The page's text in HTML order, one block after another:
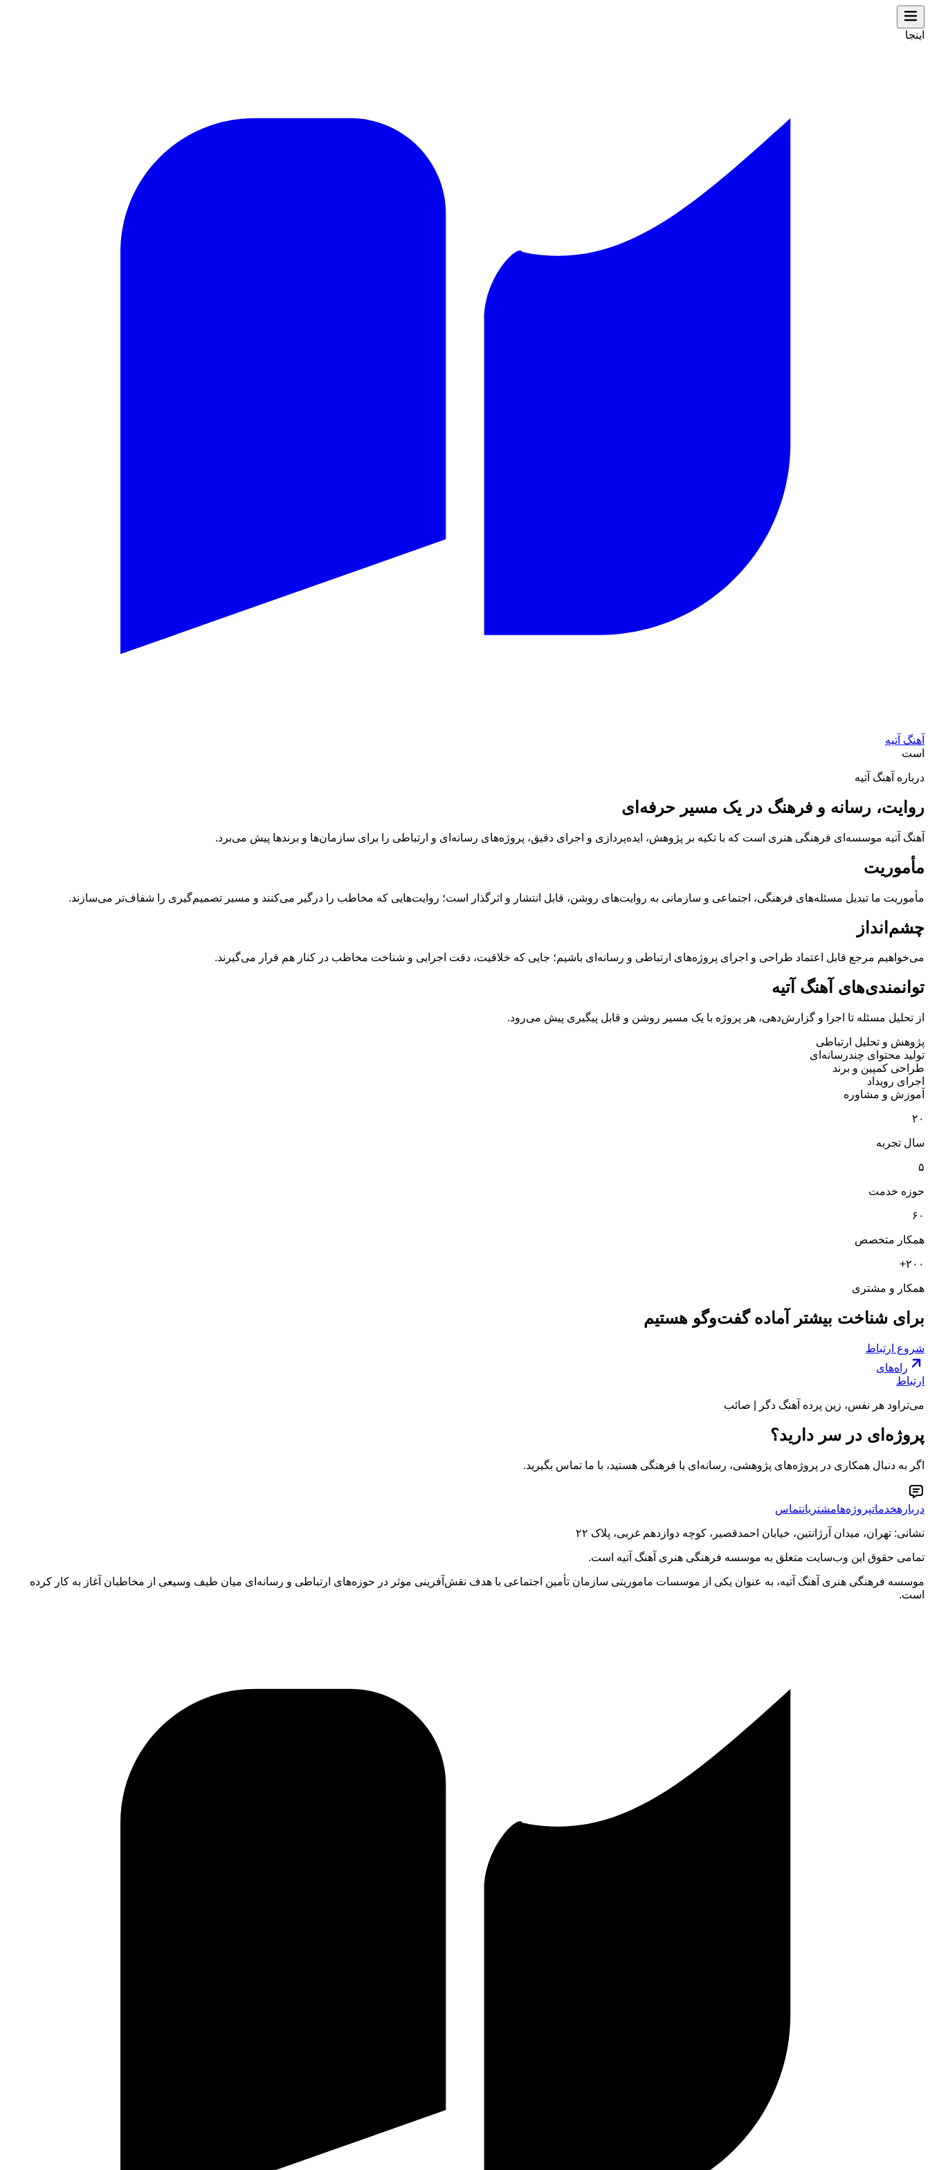
اینجا
آهنگ آتیه
است
درباره آهنگ آتیه
روایت، رسانه و فرهنگ در یک مسیر حرفه‌ای
آهنگ آتیه موسسه‌ای فرهنگی هنری است که با تکیه بر پژوهش، ایده‌پردازی و اجرای دقیق، پروژه‌های رسانه‌ای و ارتباطی را برای سازمان‌ها و برندها پیش می‌برد.
مأموریت
مأموریت ما تبدیل مسئله‌های فرهنگی، اجتماعی و سازمانی به روایت‌های روشن، قابل انتشار و اثرگذار است؛ روایت‌هایی که مخاطب را درگیر می‌کنند و مسیر تصمیم‌گیری را شفاف‌تر می‌سازند.
چشم‌انداز
می‌خواهیم مرجع قابل اعتماد طراحی و اجرای پروژه‌های ارتباطی و رسانه‌ای باشیم؛ جایی که خلاقیت، دقت اجرایی و شناخت مخاطب در کنار هم قرار می‌گیرند.
توانمندی‌های آهنگ آتیه
از تحلیل مسئله تا اجرا و گزارش‌دهی، هر پروژه با یک مسیر روشن و قابل پیگیری پیش می‌رود.
پژوهش و تحلیل ارتباطی
تولید محتوای چندرسانه‌ای
طراحی کمپین و برند
اجرای رویداد
آموزش و مشاوره
۲۰
سال تجربه
۵
حوزه خدمت
۶۰
همکار متخصص
۲۰۰+
همکار و مشتری
برای شناخت بیشتر آماده گفت‌وگو هستیم
شروع ارتباط
راه‌های
ارتباط
می‌تراود هر نفس، زین پرده آهنگ دگر | صائب
پروژه‌ای در سر دارید؟
اگر به دنبال همکاری در پروژه‌های پژوهشی، رسانه‌ای یا فرهنگی هستید، با ما تماس بگیرید.
دربارهخدماتپروژه‌هامشتریانتماس
نشانی: تهران، میدان آرژانتین، خیابان احمدقصیر، کوچه دوازدهم غربی، پلاک ۲۲
تمامی حقوق این وب‌سایت متعلق به موسسه فرهنگی هنری آهنگ آتیه است.
موسسه فرهنگی هنری آهنگ آتیه، به عنوان یکی از موسسات ماموریتی سازمان تأمین اجتماعی با هدف نقش‌آفرینی موثر در حوزه‌های ارتباطی و رسانه‌ای میان طیف وسیعی از مخاطبان آغاز به کار کرده
است.